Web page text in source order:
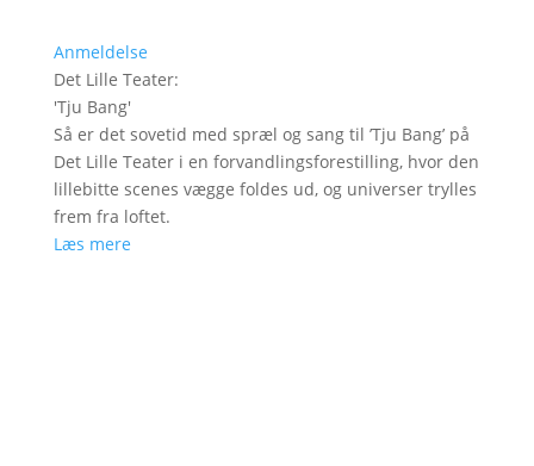
Anmeldelse
Det Lille Teater:
'Tju Bang'
Så er det sovetid med spræl og sang til ’Tju Bang’ på
Det Lille Teater i en forvandlingsforestilling, hvor den
lillebitte scenes vægge foldes ud, og universer trylles
frem fra loftet.
Læs mere